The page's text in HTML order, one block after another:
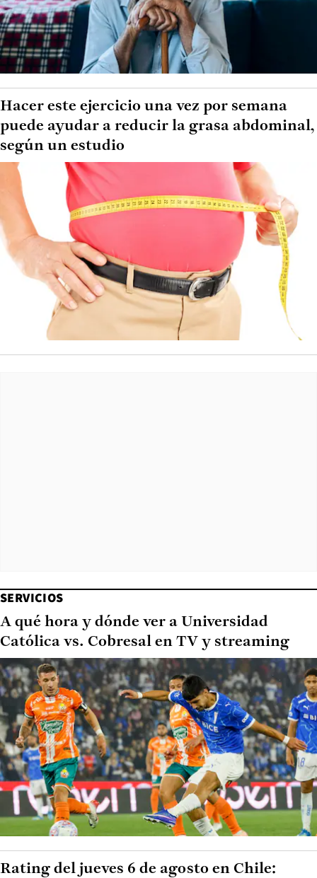
Hacer este ejercicio una vez por semana
puede ayudar a reducir la grasa abdominal,
según un estudio
SERVICIOS
A qué hora y dónde ver a Universidad
Católica vs. Cobresal en TV y streaming
Rating del jueves 6 de agosto en Chile: